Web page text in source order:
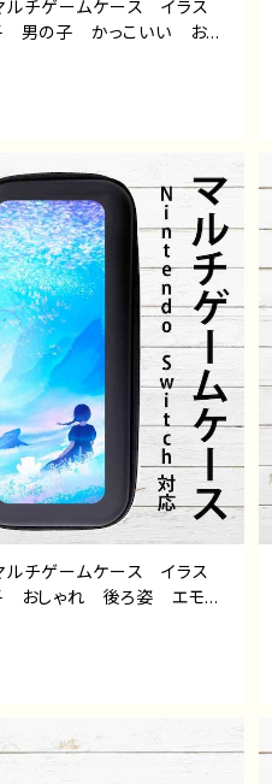
チゲームケース イラス
男の子 かっこいい おし
綺麗 美しい 景色 ス
バー 個性的 おすすめ 人
ター クリエイター 絵師
チゲームケース イラス
おしゃれ 後ろ姿 エモ
い 景色 ファンタジ
ス カバー 個性的 おすす
レーター クリエイター
所 pattern1 作：アナ F-5